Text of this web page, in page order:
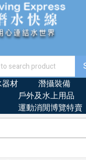
材
潛攝裝備
戶外及水上用品
運動消閒博覽特賣